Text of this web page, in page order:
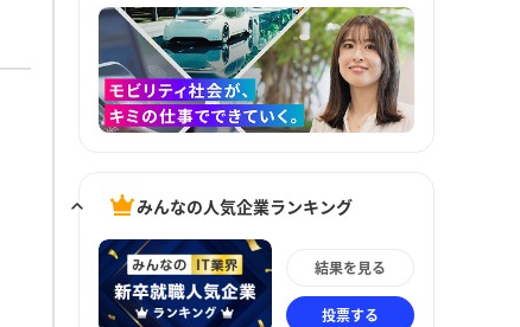
みんなの人気企業ランキング
結果を見る
投票する